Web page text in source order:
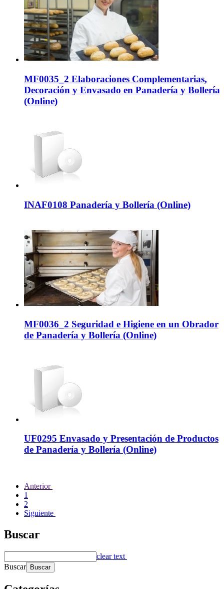
MF0035_2 Elaboraciones Complementarias,
Decoración y Envasado en Panadería y Bollería
(Online)
INAF0108 Panadería y Bollería (Online)
MF0036_2 Seguridad e Higiene en un Obrador
de Panadería y Bollería (Online)
UF0295 Envasado y Presentación de Productos
de Panadería y Bollería (Online)
Anterior
1
2
Siguiente
Buscar
clear text
Buscar